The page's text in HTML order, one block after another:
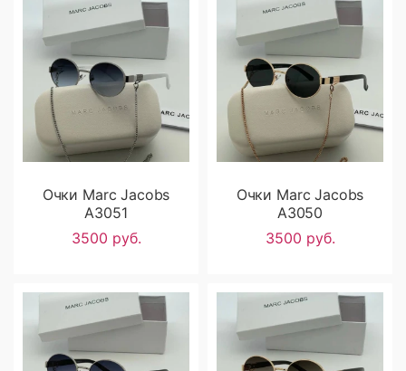
Очки Marc Jacobs
A3051
3500 руб.
Очки Marc Jacobs
A3050
3500 руб.